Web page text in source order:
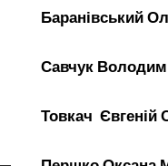
Баранівський
Савчук
Товкач Євгеній